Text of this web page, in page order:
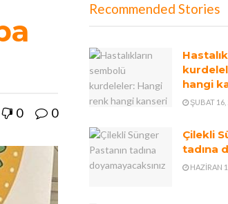
0 0
Recommended Stories
hangi
ŞUBAT 16,
Çilekli
tadına
HAZIRAN